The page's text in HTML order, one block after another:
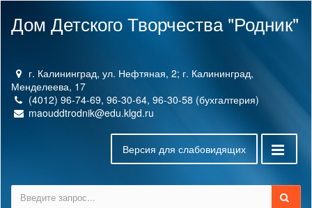
Дом Детского Творчества "Родник"
г. Калининград, ул. Нефтяная, 2; г. Калининград,
Менделеева, 17
(4012) 96-74-69, 96-30-64, 96-30-58 (бухгалтерия)
maouddtrodnik@edu.klgd.ru
Версия для слабовидящих